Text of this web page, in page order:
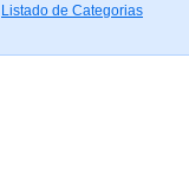
Listado de Categorias